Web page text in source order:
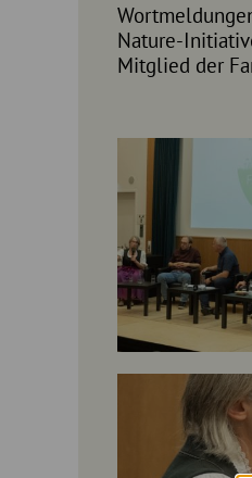
Nature-
Mitglied der